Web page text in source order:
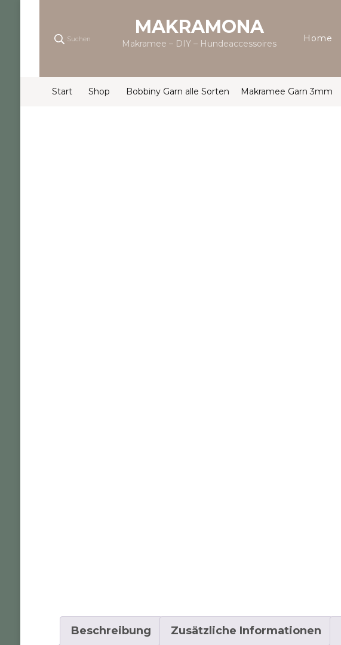
Suchen
MAKRAMONA
Makramee – DIY – Hundeaccessoires Home
Start Shop Bobbiny Garn alle Sorten Makramee Garn 3mm
Beschreibung Zusätzliche Informationen